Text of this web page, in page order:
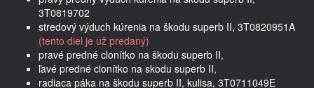
3T0819702
stredový výduch kúrenia na škodu superb II, 3T0820951A
(tento diel je už predaný)
pravé predné clonítko na škodu superb II,
ľavé predné clonítko na skodu superb II,
radiaca páka na škodu superb II, kulisa, 3T0711049E